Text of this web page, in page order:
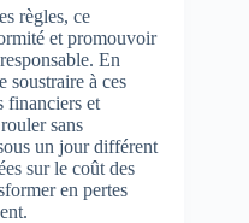
règles, ce
et promouvoir
En
soustraire à ces
financiers et
sans
un jour différent
sur le coût des
en pertes